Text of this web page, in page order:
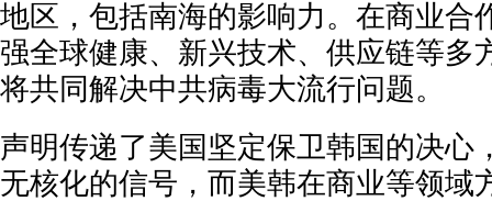
地区，包括南海的影响力。在商业合
强全球健康、新兴技术、供应链等多
将共同解决中共病毒大流行问题。
声明传递了美国坚定保卫韩国的决心
无核化的信号，而美韩在商业等领域